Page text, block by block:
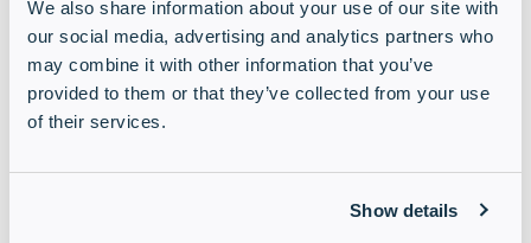
We also share information about your use of our site with
our social media, advertising and analytics partners who
may combine it with other information that you’ve
provided to them or that they’ve collected from your use
of their services.
Show details
Verbesserte Flexibilität
beim Patch-
Management